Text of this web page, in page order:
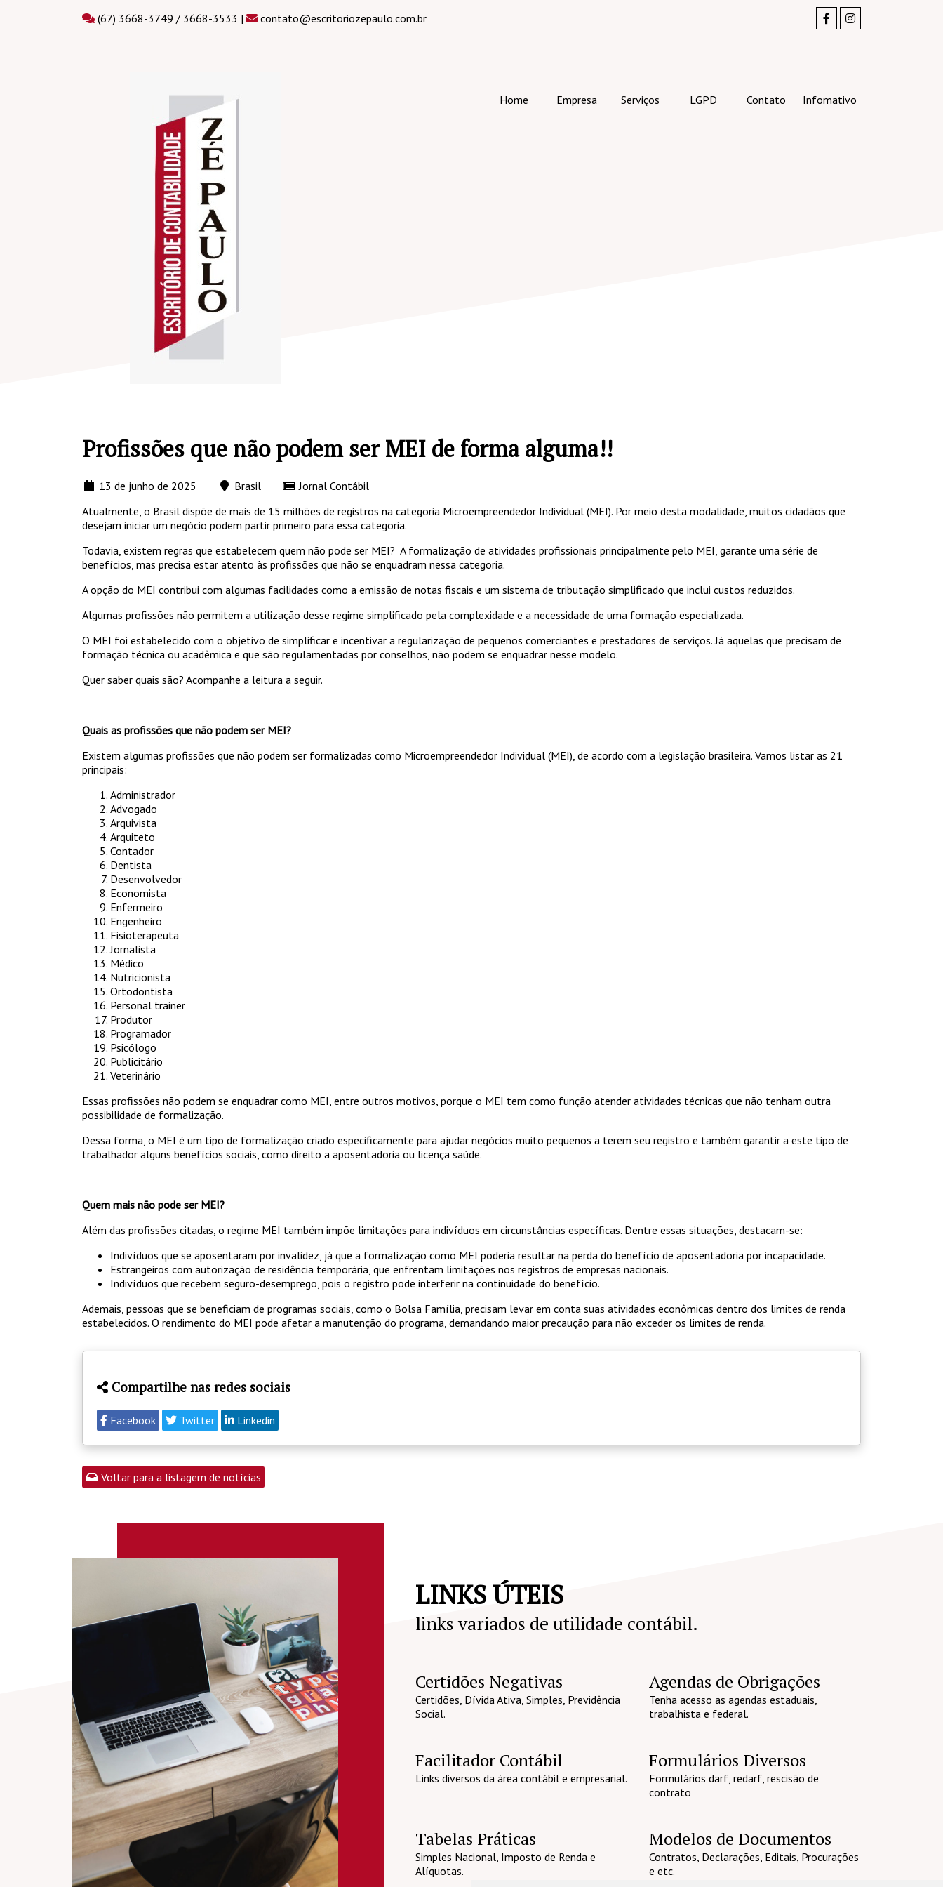
(67) 3668-3749 / 3668-3533 | contato@escritoriozepaulo.com.br
Home Empresa Serviços LGPD Contato Infomativo
Profissões que não podem ser MEI de forma alguma!!
13 de junho de 2025 Brasil
Jornal Contábil
Atualmente, o Brasil dispõe de mais de 15 milhões de registros na categoria Microempreendedor Individual (MEI). Por meio desta modalidade, muitos cidadãos que
desejam iniciar um negócio podem partir primeiro para essa categoria.
Todavia, existem regras que estabelecem quem não pode ser MEI? A formalização de atividades profissionais principalmente pelo MEI, garante uma série de
benefícios, mas precisa estar atento às profissões que não se enquadram nessa categoria.
A opção do MEI contribui com algumas facilidades como a emissão de notas fiscais e um sistema de tributação simplificado que inclui custos reduzidos.
Algumas profissões não permitem a utilização desse regime simplificado pela complexidade e a necessidade de uma formação especializada.
O MEI foi estabelecido com o objetivo de simplificar e incentivar a regularização de pequenos comerciantes e prestadores de serviços. Já aquelas que precisam de
formação técnica ou acadêmica e que são regulamentadas por conselhos, não podem se enquadrar nesse modelo.
Quer saber quais são? Acompanhe a leitura a seguir.
Quais as profissões que não podem ser MEI?
Existem algumas profissões que não podem ser formalizadas como Microempreendedor Individual (MEI), de acordo com a legislação brasileira. Vamos listar as 21
principais:
Administrador
Advogado
Arquivista
Arquiteto
Contador
Dentista
Desenvolvedor
Economista
Enfermeiro
Engenheiro
Fisioterapeuta
Jornalista
Médico
Nutricionista
Ortodontista
Personal trainer
Produtor
Programador
Psicólogo
Publicitário
Veterinário
Essas profissões não podem se enquadrar como MEI, entre outros motivos, porque o MEI tem como função atender atividades técnicas que não tenham outra
possibilidade de formalização.
Dessa forma, o MEI é um tipo de formalização criado especificamente para ajudar negócios muito pequenos a terem seu registro e também garantir a este tipo de
trabalhador alguns benefícios sociais, como direito a aposentadoria ou licença saúde.
Quem mais não pode ser MEI?
Além das profissões citadas, o regime MEI também impõe limitações para indivíduos em circunstâncias específicas. Dentre essas situações, destacam-se:
Indivíduos que se aposentaram por invalidez, já que a formalização como MEI poderia resultar na perda do benefício de aposentadoria por incapacidade.
Estrangeiros com autorização de residência temporária, que enfrentam limitações nos registros de empresas nacionais.
Indivíduos que recebem seguro-desemprego, pois o registro pode interferir na continuidade do benefício.
Ademais, pessoas que se beneficiam de programas sociais, como o Bolsa Família, precisam levar em conta suas atividades econômicas dentro dos limites de renda
estabelecidos. O rendimento do MEI pode afetar a manutenção do programa, demandando maior precaução para não exceder os limites de renda.
Compartilhe nas redes sociais
Facebook Twitter Linkedin
Voltar para a listagem de notícias
LINKS ÚTEIS
links variados de utilidade contábil.
Certidões Negativas
Certidões, Dívida Ativa, Simples, Previdência
Social.
Agendas de Obrigações
Tenha acesso as agendas estaduais,
trabalhista e federal.
Facilitador Contábil
Links diversos da área contábil e empresarial.
Formulários Diversos
Formulários darf, redarf, rescisão de
contrato
Tabelas Práticas
Simples Nacional, Imposto de Renda e
Alíquotas.
Modelos de Documentos
Contratos, Declarações, Editais, Procurações
e etc.